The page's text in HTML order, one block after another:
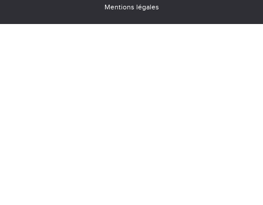
Mentions légales